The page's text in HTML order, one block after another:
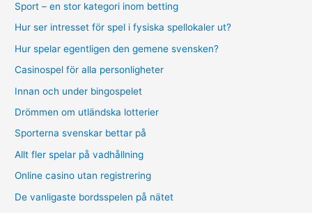
Sport – en stor kategori inom betting
Hur ser intresset för spel i fysiska spellokaler ut?
Hur spelar egentligen den gemene svensken?
Casinospel för alla personligheter
Innan och under bingospelet
Drömmen om utländska lotterier
Sporterna svenskar bettar på
Allt fler spelar på vadhållning
Online casino utan registrering
De vanligaste bordsspelen på nätet